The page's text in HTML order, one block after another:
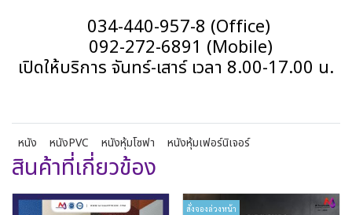
034-440-957-8 (Office)
092-272-6891 (Mobile)
เปิดให้บริการ จันทร์-เสาร์ เวลา 8.00-17.00 น.
หนัง หนังPVC หนังหุ้มโซฟา หนังหุ้มเฟอร์นิเจอร์
สินค้าที่เกี่ยวข้อง
สั่งจองล่วงหน้า